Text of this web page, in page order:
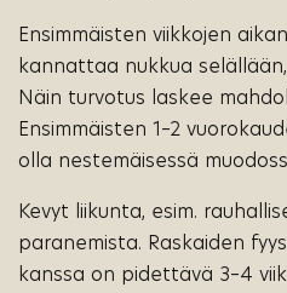
Ensimmäisten viikkojen
kannattaa nukkua
Näin turvotus laskee
Ensimmäisten 1–2
olla nestemäisessä
Kevyt liikunta, esim.
paranemista. Raskaiden
kanssa on pidettävä 3–4